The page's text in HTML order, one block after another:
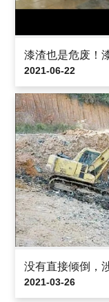
漆渣也是危废！
2021-06-22
没有直接倾倒，
2021-03-26